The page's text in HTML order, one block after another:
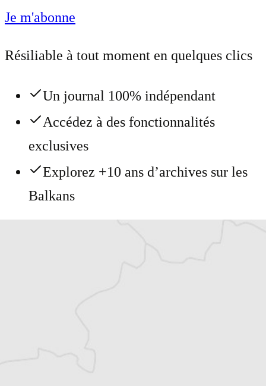
Je m'abonne
Résiliable à tout moment en quelques clics
Un journal 100% indépendant
Accédez à des fonctionnalités
exclusives
Explorez +10 ans d’archives sur les
Balkans